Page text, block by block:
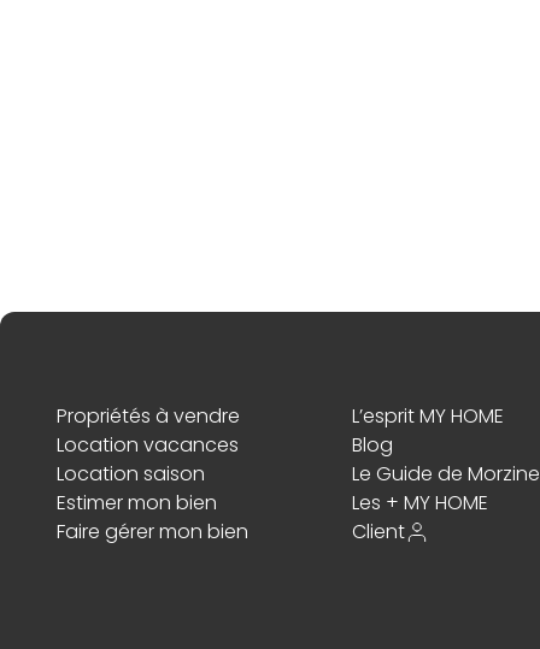
Propriétés à vendre
L’esprit MY HOME
Location vacances
Blog
Location saison
Le Guide de Morzine
Estimer mon bien
Les + MY HOME
Faire gérer mon bien
Client